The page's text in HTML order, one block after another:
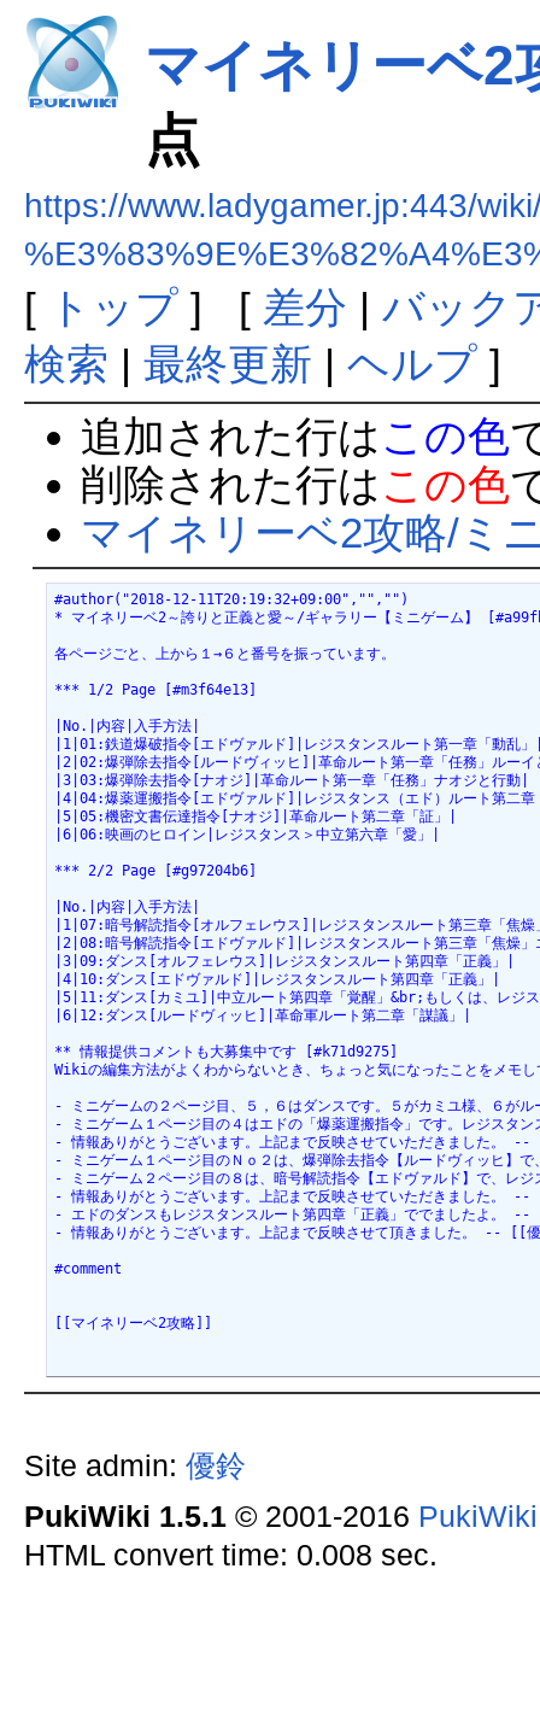
マイネリーベ2
点
https://www.ladygamer.jp:443/
[ トップ] [ 差分 | バック
検索 | 最終更新 | ヘルプ]
追加された行は この色
削除された行は この色
マイネリーベ2攻略/ミ
#author("2018-12-11T20:19:32+09:00","","")
* マイネリーベ2～誇りと正義と愛～/ギャラリー【ミニゲーム】
各ページごと、上から１→６と番号を振っています。
*** 1/2 Page [#m3f64e13]
|No.|内容|入手方法|
|1|01:鉄道爆破指令[エドヴァルド]|レジスタンスルート第一章「動乱
|2|02:爆弾除去指令[ルードヴィッヒ]|革命ルート第一章「任務」ルー
|3|03:爆弾除去指令[ナオジ]|革命ルート第一章「任務」ナオジと行動|
|4|04:爆薬運搬指令[エドヴァルド]|レジスタンス（エド）ルート第二
|5|05:機密文書伝達指令[ナオジ]|革命ルート第二章「証」|
|6|06:映画のヒロイン|レジスタンス＞中立第六章「愛」|
*** 2/2 Page [#g97204b6]
|No.|内容|入手方法|
|1|07:暗号解読指令[オルフェレウス]|レジスタンスルート第三章「焦
|2|08:暗号解読指令[エドヴァルド]|レジスタンスルート第三章「焦燥
|3|09:ダンス[オルフェレウス]|レジスタンスルート第四章「正義」|
|4|10:ダンス[エドヴァルド]|レジスタンスルート第四章「正義」|
|5|11:ダンス[カミユ]|中立ルート第四章「覚醒」&br;もしくは、レジ
|6|12:ダンス[ルードヴィッヒ]|革命軍ルート第二章「謀議」|
** 情報提供コメントも大募集中です [#k71d9275]
Wikiの編集方法がよくわからないとき、ちょっと気になったことをメモ
- ミニゲームの２ページ目、５，６はダンスです。５がカミユ様
- ミニゲーム１ページ目の４はエドの「爆薬運搬指令」です。レジ
- 情報ありがとうございます。上記まで反映させていただきまし
- ミニゲーム１ページ目のＮｏ２は、爆弾除去指令【ルードヴィッ
- ミニゲーム２ページ目の８は、暗号解読指令【エドヴァルド】で
- 情報ありがとうございます。上記まで反映させていただきまし
- エドのダンスもレジスタンスルート第四章「正義」ででました
- 情報ありがとうございます。上記まで反映させて頂きました。
#comment
[[マイネリーベ2攻略]]
Site admin: 優鈴
PukiWiki 1.5.1© 2001-2016
HTML convert time: 0.008 sec.